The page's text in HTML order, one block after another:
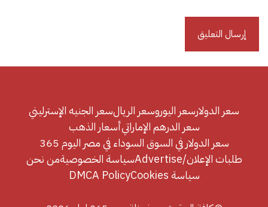
سعر الدولارسعر اليوروسعر الريالسعر الجنيه الإسترليني
سعر الدرهم الإماراتيأسعار الذهب
سعر الدولار في السوق السوداء في مصر اليوم 365
طلبات الإعلان/Advertise
سياسة الخصوصيةمن نحن
سياسة Cookies
DMCA Policy